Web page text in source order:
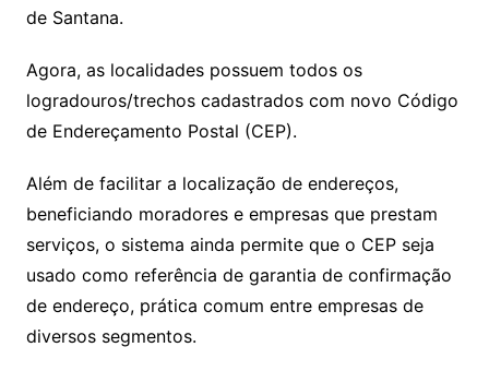
de Santana.
Agora, as localidades possuem todos os
logradouros/trechos cadastrados com novo Código
de Endereçamento Postal (CEP).
Além de facilitar a localização de endereços,
beneficiando moradores e empresas que prestam
serviços, o sistema ainda permite que o CEP seja
usado como referência de garantia de confirmação
de endereço, prática comum entre empresas de
diversos segmentos.